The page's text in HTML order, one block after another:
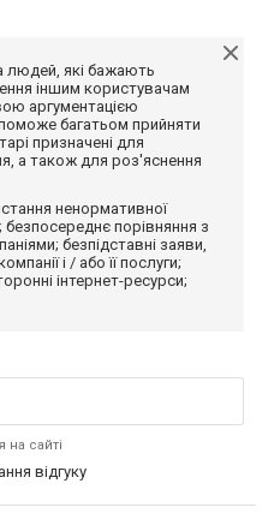
людей, які бажають
іншим користувачам
аргументацією
багатьом прийняти
призначені для
а також для роз'яснення
ненормативної
порівняння з
безпідставні заяви,
і / або її послуги;
інтернет-ресурси;
сайті
відгуку